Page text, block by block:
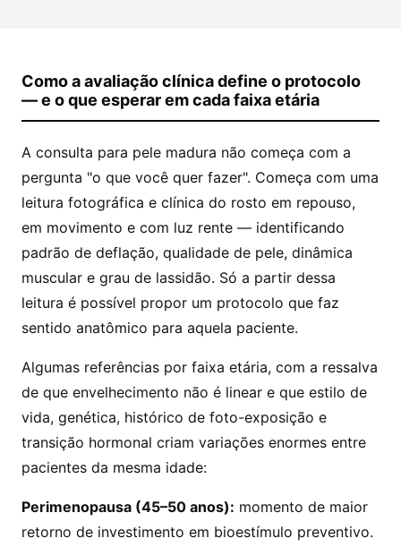
Como a avaliação clínica define o protocolo
— e o que esperar em cada faixa etária
A consulta para pele madura não começa com a
pergunta "o que você quer fazer". Começa com uma
leitura fotográfica e clínica do rosto em repouso,
em movimento e com luz rente — identificando
padrão de deflação, qualidade de pele, dinâmica
muscular e grau de lassidão. Só a partir dessa
leitura é possível propor um protocolo que faz
sentido anatômico para aquela paciente.
Algumas referências por faixa etária, com a ressalva
de que envelhecimento não é linear e que estilo de
vida, genética, histórico de foto-exposição e
transição hormonal criam variações enormes entre
pacientes da mesma idade:
Perimenopausa (45–50 anos): momento de maior
retorno de investimento em bioestímulo preventivo.